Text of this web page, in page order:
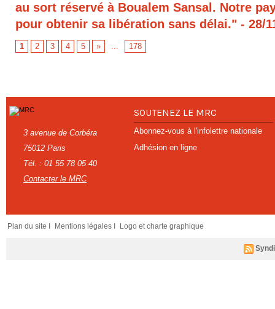
au sort réservé à Boualem Sansal. Notre
pour obtenir sa libération sans délai." - 28/
1 2 3 4 5 » ... 178
3 avenue de Corbéra
75012 Paris
Tél. : 01 55 78 05 40
Contacter le MRC
SOUTENEZ LE MRC
Abonnez-vous à l'infolettre nationale
Adhésion en ligne
Plan du site I Mentions légales I Logo et charte graphique